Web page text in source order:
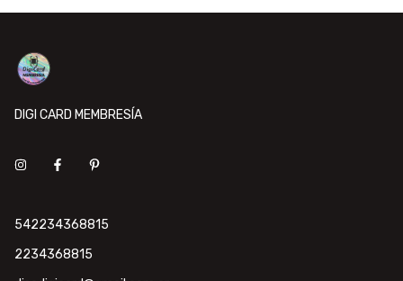
DIGI CARD MEMBRESÍA
542234368815
2234368815